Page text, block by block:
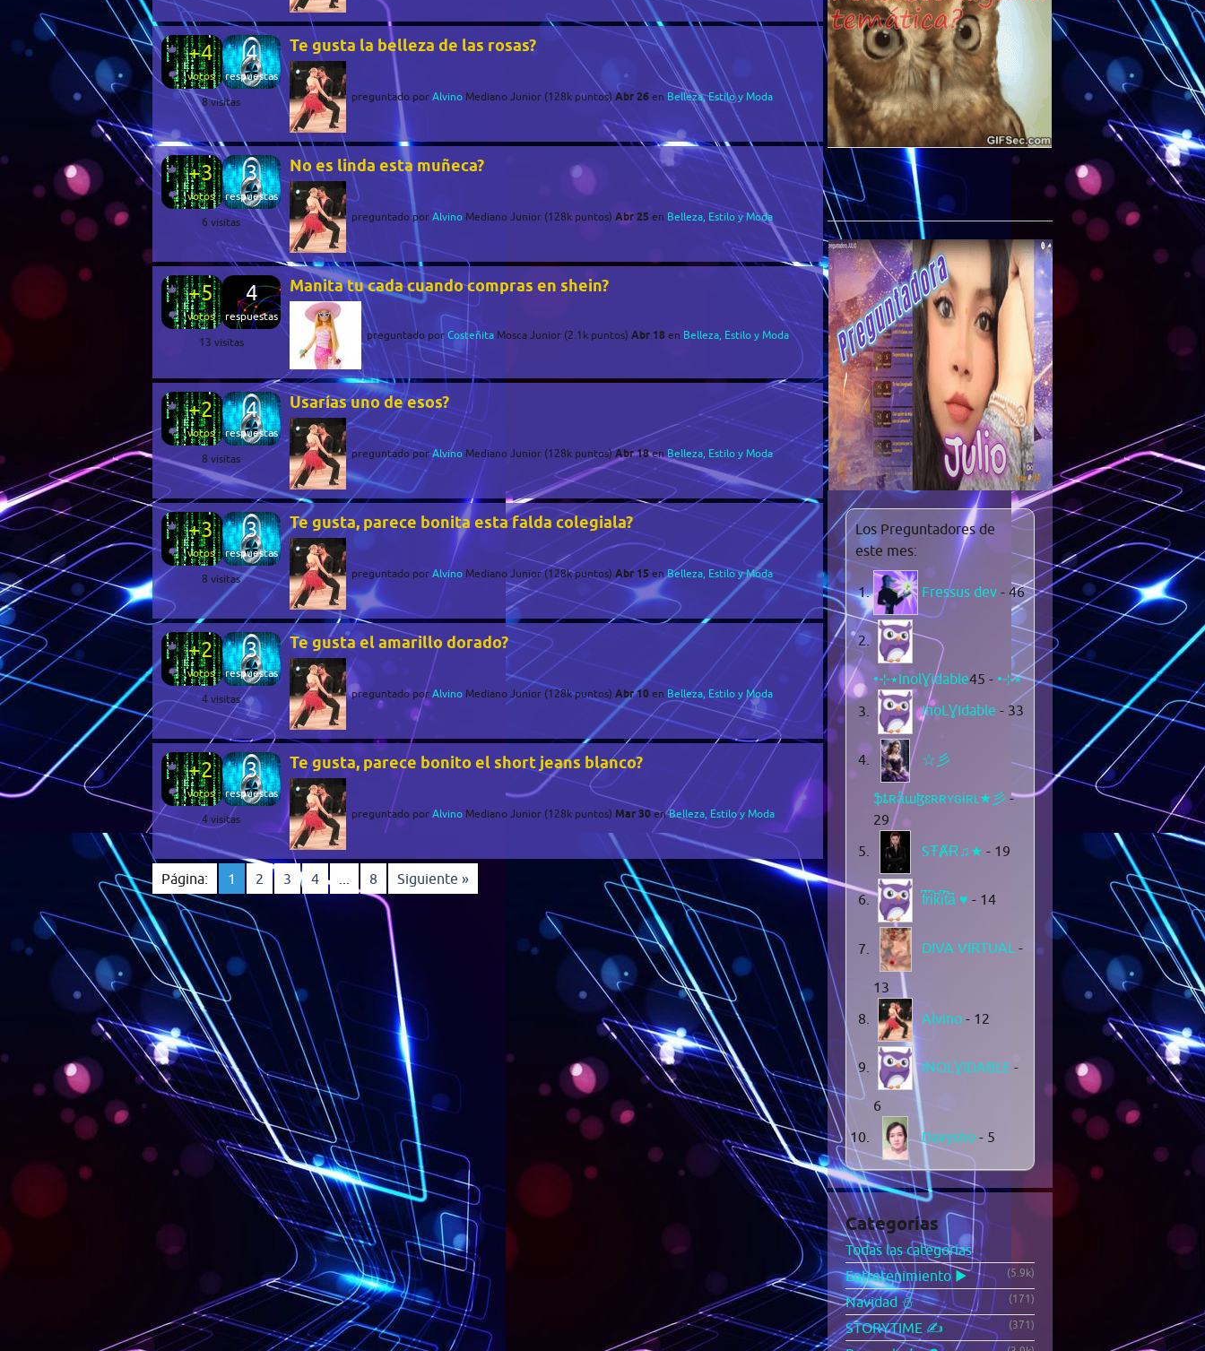
+4
votos
4
respuestas
8visitas
Te gusta la belleza de las rosas?
preguntado por Alvino Mediano Junior (128k puntos) Abr 26 en Belleza, Estilo y Moda
+3
votos
3
respuestas
6 visitas
No es linda esta muñeca?
preguntado por Alvino Mediano Junior (128k puntos) Abr 25 en Belleza, Estilo y Moda
+5
votos
4
respuestas
13 visitas
Manita tu cada cuando compras en shein?
preguntado por Costeñita Mosca Junior (2.1k puntos) Abr 18 en Belleza, Estilo y Moda
+2
votos
4
respuestas
8 visitas
Usarías uno de esos?
preguntado porAlvino Mediano Junior (128k puntos) Abr 18 enBelleza, Estilo y Moda
+3
votos
3
respuestas
8 visitas
Te gusta, parece bonita esta falda colegiala?
preguntado por Alvino Mediano Junior (128kpuntos) Abr 15 enBelleza, Estilo y Moda
+2
votos
3
respuestas
4 visitas
Te gusta el amarillo dorado?
preguntado por Alvino Mediano Junior (128kpuntos) Abr 10 en Belleza, Estilo y Moda
+2
votos
3
respuestas
4 visitas
Te gusta, parece bonito el short jeans blanco?
preguntado por Alvino Mediano Junior (128k puntos) Mar 30 enBelleza, Estilo y Moda
Página: 1 2 3 4 8 Siguiente »
Los Preguntadores de
este mes:
Fressus dev - 46
•⊹٭InolƔidable٭⊹• - 45
InoLƔIdable - 33
☆彡
ֆȶʀǟաɮɛʀʀʏɢɨʀʟ★彡 -
29
SŦȺɌ♫★ - 19
f͆r͆i͆k͆i͆t͆a͆ ♥ - 14
DIVA VIRTUAL -
13
Alvino - 12
INOLƔIDABLE -
6
Davysho - 5
Categorías
Todas las categorías
Entretenimiento ▶️
(5.9k)
Navidad ⛄ (171)
STORYTIME ✍️ (371)